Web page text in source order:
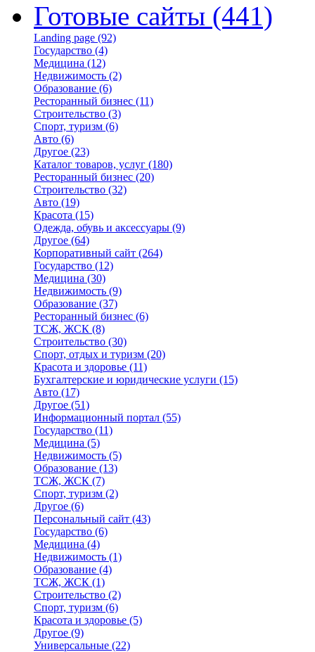
Готовые сайты (441)
Landing page (92)
Государство (4)
Медицина (12)
Недвижимость (2)
Образование (6)
Ресторанный бизнес (11)
Строительство (3)
Спорт, туризм (6)
Авто (6)
Другое (23)
Каталог товаров, услуг (180)
Ресторанный бизнес (20)
Строительство (32)
Авто (19)
Красота (15)
Одежда, обувь и аксессуары (9)
Другое (64)
Корпоративный сайт (264)
Государство (12)
Медицина (30)
Недвижимость (9)
Образование (37)
Ресторанный бизнес (6)
ТСЖ, ЖСК (8)
Строительство (30)
Спорт, отдых и туризм (20)
Красота и здоровье (11)
Бухгалтерские и юридические услуги (15)
Авто (17)
Другое (51)
Информационный портал (55)
Государство (11)
Медицина (5)
Недвижимость (5)
Образование (13)
ТСЖ, ЖСК (7)
Спорт, туризм (2)
Другое (6)
Персональный сайт (43)
Государство (6)
Медицина (4)
Недвижимость (1)
Образование (4)
ТСЖ, ЖСК (1)
Строительство (2)
Спорт, туризм (6)
Красота и здоровье (5)
Другое (9)
Универсальные (22)